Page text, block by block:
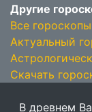
Другие
Все гороскопы
Актуальный
Скачать
В древнем